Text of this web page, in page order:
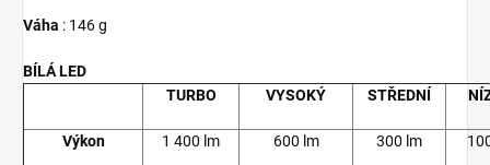
Váha : 146 g
BÍLÁ LED
TURBO
VYSOKÝ STŘEDNÍ
Výkon 1 400 lm 600 lm 300 lm